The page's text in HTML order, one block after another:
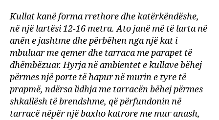
Kullat kanë forma rrethore dhe katërkëndëshe,
në një lartësi 12-16 metra. Ato janë më të larta në
anën e jashtme dhe përbëhen nga një kat i
mbuluar me qemer dhe tarraca me parapet të
dhëmbëzuar. Hyrja në ambientet e kullave bëhej
përmes një porte të hapur në murin e tyre të
prapmë, ndërsa lidhja me tarracën bëhej përmes
shkallësh të brendshme, që përfundonin në
tarracë nëpër një baxho katrore me mur anash,